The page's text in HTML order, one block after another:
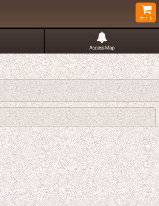
カート
Access Map
閉じる